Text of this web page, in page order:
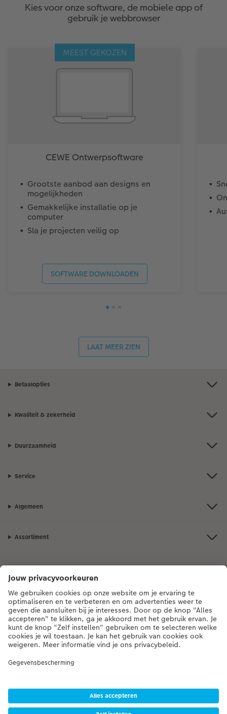
Kies voor onze software, de mobiele app of
gebruik je webbrowser
MEEST GEKOZEN
CEWE Ontwerpsoftware
Grootste aanbod aan designs en
mogelijkheden
Gemakkelijke installatie op je
computer
Sla je projecten veilig op
SOFTWARE DOWNLOADEN
LAAT MEER ZIEN
Betaalopties
Kwaliteit & zekerheid
Duurzaamheid
Service
Algemeen
Assortiment
Als je een vraag hebt over een product of bestelling, bel ons dan gerust:
0341-255 472[ma - vr 9:00 tot 20:00 u | za 9:00 tot 17:00 u | zo 12:00 tot
16:00 u]
verwerkings- en verzendkosten.
|Algemene voorwaarden|Privacy|Imprint|Toegankelijkheid